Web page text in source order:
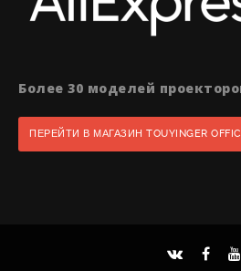
Более 30 моделей
ПЕРЕЙТИ В МАГАЗИН TOUYINGER